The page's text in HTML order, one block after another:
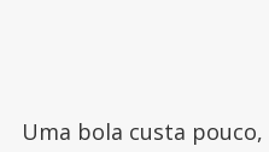
Uma bola custa